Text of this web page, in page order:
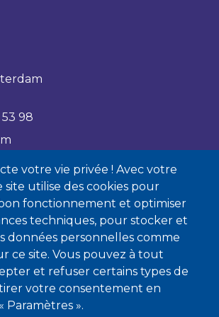
votre vie privée ! Avec votre
site utilise des cookies pour
fonctionnement et optimiser
techniques, pour stocker et
données personnelles comme
ce site. Vous pouvez à tout
et refuser certains types de
votre consentement en
Paramètres ».
rendre compte auprès de
des transactions qui ne sont
la facturation électronique.
les opérations
l’Union européenne et les données
les échéances sont les mêmes que
électronique, hormis une
reporting électronique se fera par
à-dire que les opérations réalisées
le 10 de chaque mois devront être
le 10 et le 20 du même mois,
Les systèmes (caisses et autres)
s’adapter pour générer
un fichier adéquat aux nouvelles
53 98
?